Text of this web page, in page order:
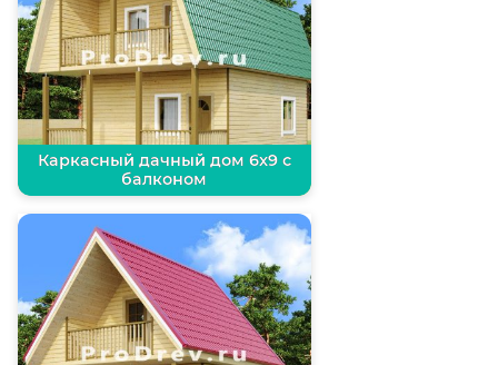
Каркасный дачный дом 6х9 с
балконом